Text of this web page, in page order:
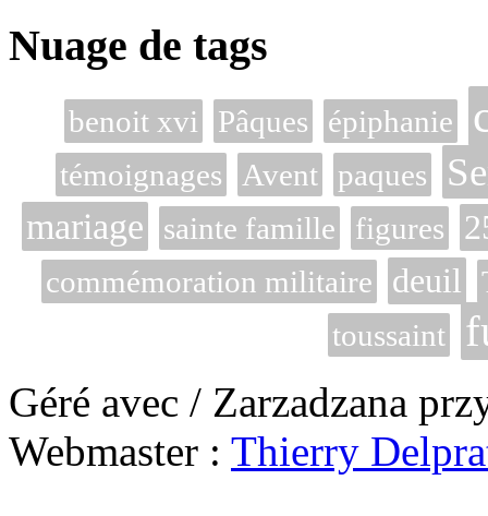
Nuage de tags
benoit xvi Pâques épiphanie
témoignages Avent paques
mariage sainte famille figures
commémoration militaire deuil
toussaint
Géré avec / Zarzadzana
Webmaster : Thierry